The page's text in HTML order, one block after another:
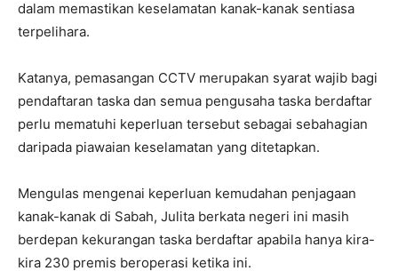
dalam memastikan keselamatan kanak-kanak sentiasa
terpelihara.
Katanya, pemasangan CCTV merupakan syarat wajib bagi
pendaftaran taska dan semua pengusaha taska berdaftar
perlu mematuhi keperluan tersebut sebagai sebahagian
daripada piawaian keselamatan yang ditetapkan.
Mengulas mengenai keperluan kemudahan penjagaan
kanak-kanak di Sabah, Julita berkata negeri ini masih
berdepan kekurangan taska berdaftar apabila hanya kira-
kira 230 premis beroperasi ketika ini.